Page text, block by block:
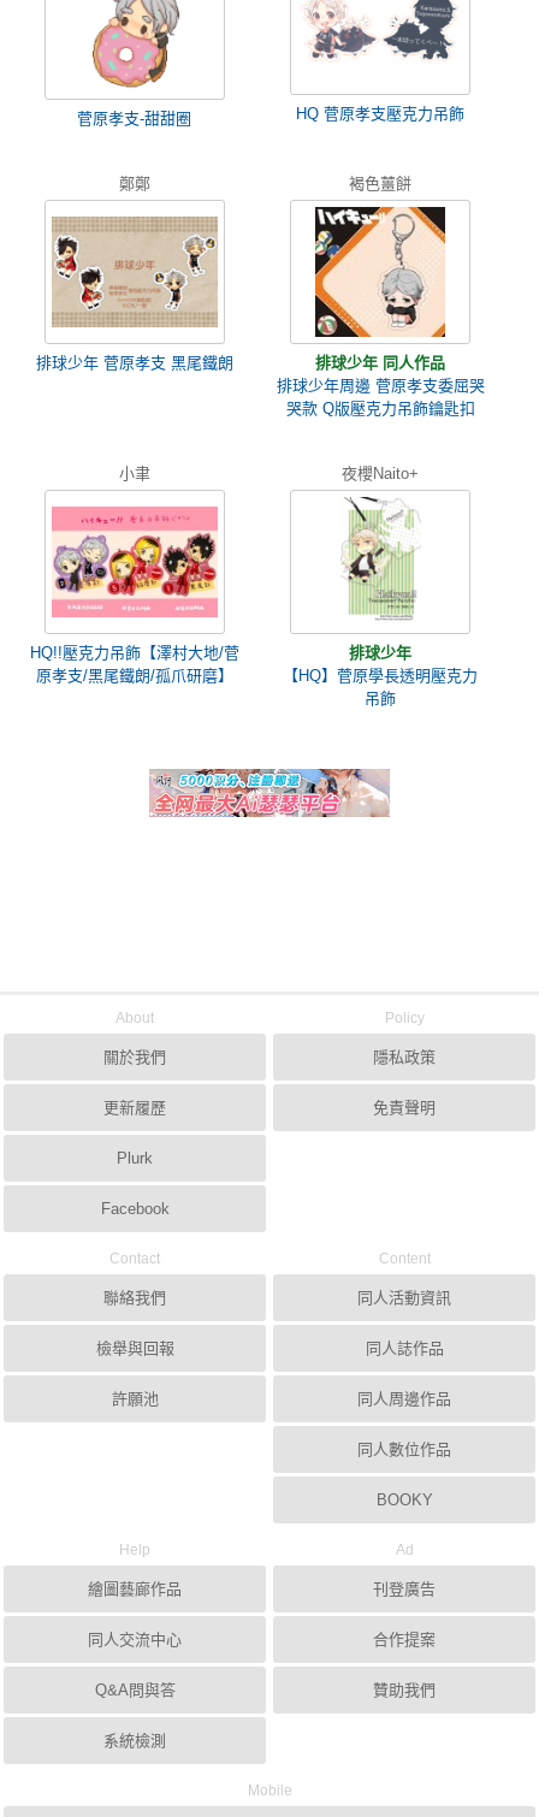
菅原孝支-甜甜圈 HQ 菅原孝支壓克力吊飾
鄭鄭
排球少年 菅原孝支 黑尾鐵朗
褐色薑餅
排球少年 同人作品
排球少年周邊 菅原孝支委屈哭
哭款 Q版壓克力吊飾鑰匙扣
小聿
HQ!!壓克力吊飾【澤村大地/菅
原孝支/黑尾鐵朗/孤爪研磨】
夜櫻Naito+
排球少年
【HQ】菅原學長透明壓克力
吊飾
About
關於我們
更新履歷
Plurk
Facebook
Policy
隱私政策
免責聲明
Contact
聯絡我們
檢舉與回報
許願池
Content
同人活動資訊
同人誌作品
同人周邊作品
同人數位作品
BOOKY
Help
繪圖藝廊作品
同人交流中心
Q&A問與答
系統檢測
Ad
刊登廣告
合作提案
贊助我們
Mobile